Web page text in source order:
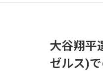
大谷翔平
ゼルス)